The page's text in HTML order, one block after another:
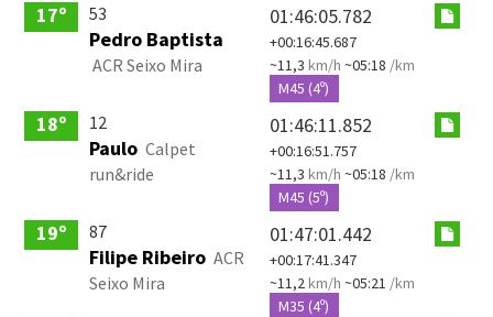
17º 53
Pedro Baptista
ACR Seixo Mira
01:46:05.782
+00:16:45.687
~11,3 km/h ~05:18 /km
M45 (4º)
18º 12
Paulo Calpet
run&ride
01:46:11.852
+00:16:51.757
~11,3 km/h ~05:18 /km
M45 (5º)
19º 87
Filipe Ribeiro ACR
Seixo Mira
01:47:01.442
+00:17:41.347
~11,2km/h ~05:21 /km
M35 (4º)